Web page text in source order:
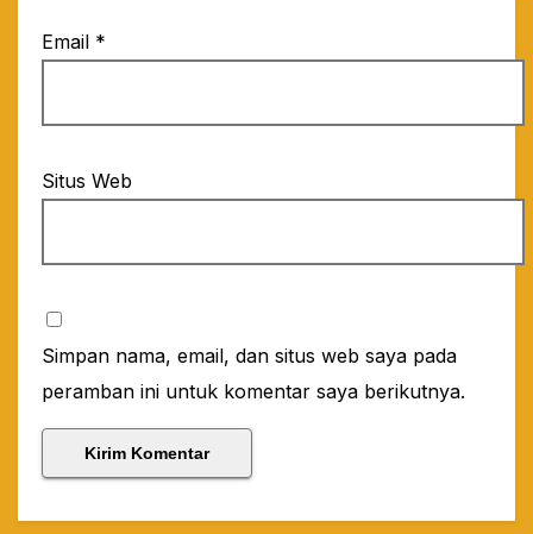
Email *
Situs Web
Simpan nama, email, dan situs web saya pada
peramban ini untuk komentar saya berikutnya.